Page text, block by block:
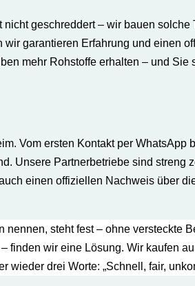
geschreddert – wir bauen solche
garantieren Erfahrung und einen
mehr Rohstoffe erhalten – und Sie
Vom ersten Kontakt per WhatsApp
Unsere Partnerbetriebe sind streng
einen offiziellen Nachweis über
steht fest – ohne versteckte
finden wir eine Lösung. Wir kaufen
drei Worte: „Schnell, fair,